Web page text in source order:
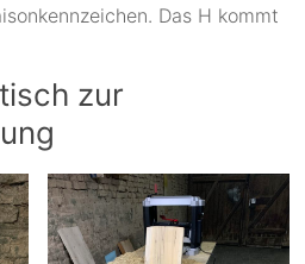
Das H kommt
zur